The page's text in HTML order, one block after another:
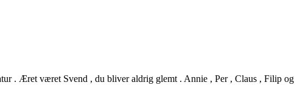
. Æret været Svend , du bliver aldrig glemt . Annie , Per , Claus , Filip og